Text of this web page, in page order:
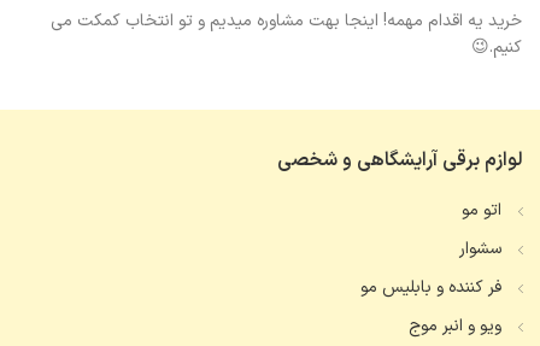
خرید یه اقدام مهمه! اینجا بهت مشاوره میدیم و تو انتخاب کمکت می
کنیم.😉
لوازم برقی آرایشگاهی و شخصی
اتو مو
سشوار
فر کننده و بابلیس مو
ویو و انبر موج